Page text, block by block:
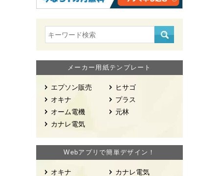
メーカー用紙テンプレート
エプソン販売
オキナ
オーム電機
カナレ電気
ヒサゴ
プラス
元林
Webアプリで簡単デザイン！
オキナ
カナレ電気